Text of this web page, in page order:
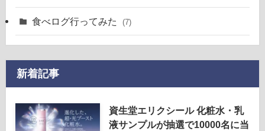
食べログ行ってみた (7)
新着記事
資生堂エリクシール 化粧水・乳
液サンプルが抽選で10000名に当